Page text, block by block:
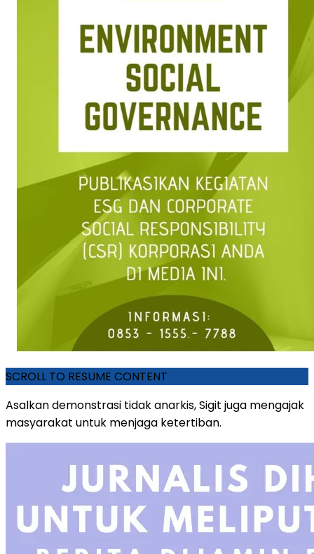
SCROLL TO RESUME CONTENT
Asalkan demonstrasi tidak anarkis, Sigit juga mengajak
masyarakat untuk menjaga ketertiban.